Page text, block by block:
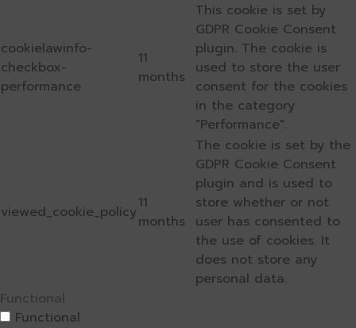
cookielawinfo-
checkbox-
performance
11
months
This cookie is set by
GDPR Cookie Consent
plugin. The cookie is
used to store the user
consent for the cookies
in the category
"Performance".
viewed_cookie_policy11
months
The cookie is set by the
GDPR Cookie Consent
plugin and is used to
store whether or not
user has consented to
the use of cookies. It
does not store any
personal data.
Functional
Functional